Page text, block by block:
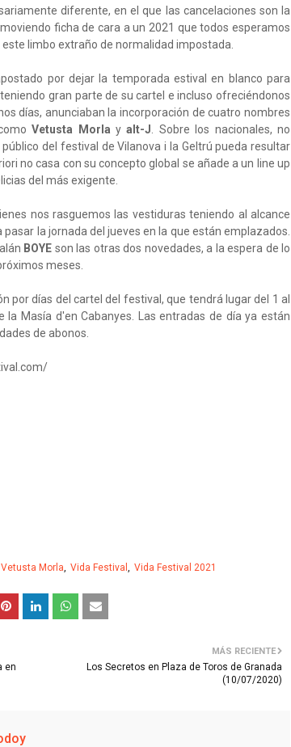
diferente, en el que las cancelaciones son la
ficha de cara a un 2021 que todos esperamos
limbo extraño de normalidad impostada.
por dejar la temporada estival en blanco para
gran parte de su cartel e incluso ofreciéndonos
días, anunciaban la incorporación de cuatro nombres
Vetusta Morla yalt-J . Sobre los nacionales, no
del festival de Vilanova i la Geltrú pueda resultar
no casa con su concepto global se añade a un line up
del más exigente.
nos rasguemos las vestiduras teniendo al alcance
la jornada del jueves en la que están emplazados.
BOYE son las otras dos novedades, a la espera de lo
meses.
por días del cartel del festival, que tendrá lugar del 1 al
Masía d'en Cabanyes. Las entradas de día ya están
de abonos.
Vetusta Morla Vida Festival Vida Festival 2021
MÁS RECIENTE
Los Secretos en Plaza de Toros de Granada
(10/07/2020)
en